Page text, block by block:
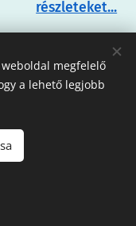
részleteket...
megfelelő
a lehető legjobb